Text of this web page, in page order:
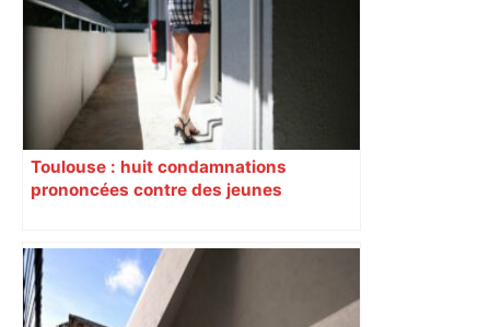
Toulouse : huit condamnations
prononcées contre des jeunes